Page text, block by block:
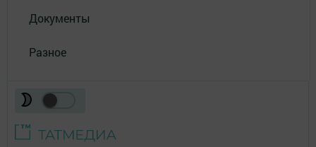
Документы
Разное